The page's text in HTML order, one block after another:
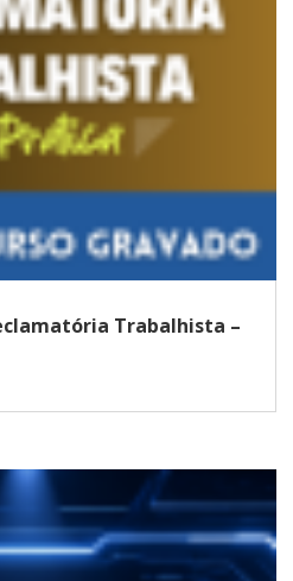
Trabalhista –